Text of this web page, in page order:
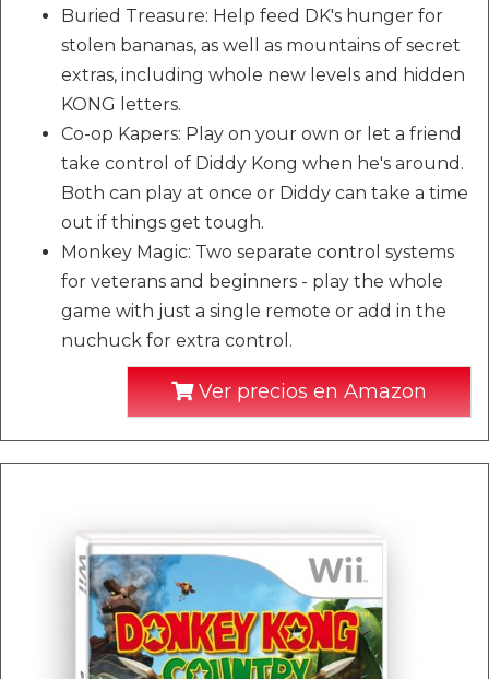
Buried Treasure: Help feed DK's hunger for
stolen bananas, as well as mountains of secret
extras, including whole new levels and hidden
KONG letters.
Co-op Kapers: Play on your own or let a friend
take control of Diddy Kong when he's around.
Both can play at once or Diddy can take a time
out if things get tough.
Monkey Magic: Two separate control systems
for veterans and beginners - play the whole
game with just a single remote or add in the
nuchuck for extra control.
Ver precios en Amazon